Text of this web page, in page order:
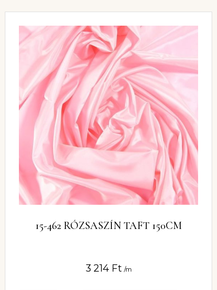
15-462 RÓZSASZÍN TAFT 150CM
3 214 Ft /m